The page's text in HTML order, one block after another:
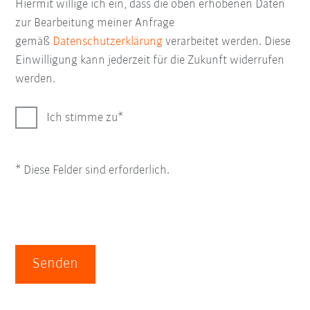
Hiermit willige ich ein, dass die oben erhobenen Daten
zur Bearbeitung meiner Anfrage
gemäß Datenschutzerklärung verarbeitet werden. Diese
Einwilligung kann jederzeit für die Zukunft widerrufen
werden.
Ich stimme zu
* Diese Felder sind erforderlich.
Senden